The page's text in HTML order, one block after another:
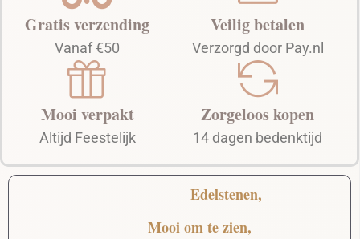
Gratis verzending
Vanaf €50
Mooi verpakt
Altijd Feestelijk
Veilig betalen
Verzorgd door Pay.nl
Zorgeloos kopen
14 dagen bedenktijd
Edelstenen,
Mooiom te zien,